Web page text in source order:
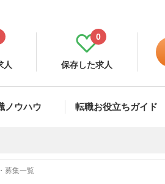
人 保存した求人
0
ノウハウ 転職お役立ちガイド
募集一覧